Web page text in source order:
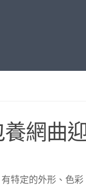
網曲
特定的外形、色